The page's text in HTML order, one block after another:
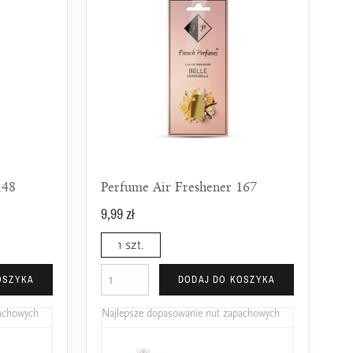
Perfume Air Freshener 167
9,99 zł
1 szt.
DODAJ DO KOSZYKA
Najlepsze dopasowanie nut zapachowych